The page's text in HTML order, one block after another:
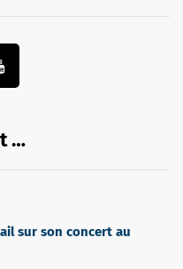
…
sur son concert au